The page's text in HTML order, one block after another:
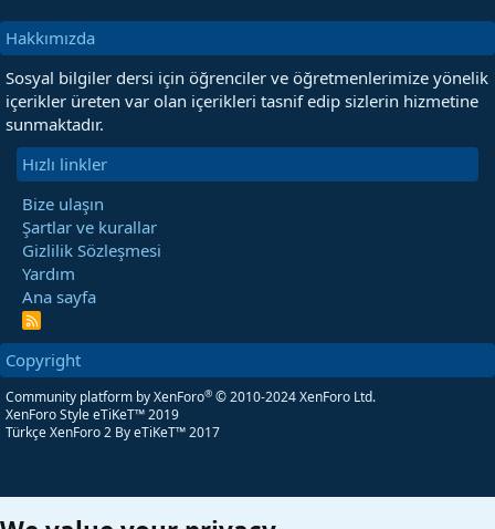
Hakkımızda
Sosyal bilgiler dersi için öğrenciler ve öğretmenlerimize yönelik
içerikler üreten var olan içerikleri tasnif edip sizlerin hizmetine
sunmaktadır.
Hızlı linkler
Bize ulaşın
Şartlar ve kurallar
Gizlilik Sözleşmesi
Yardım
Ana sayfa
R
S
Copyright
Community platform by XenForo® © 2010-2024 XenForo Ltd.
XenForo Style eTiKeT™ 2019
Türkçe XenForo 2 By eTiKeT™ 2017